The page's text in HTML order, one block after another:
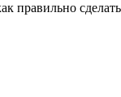
правильно